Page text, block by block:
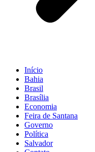
Início
Bahia
Brasil
Brasília
Economia
Feira de Santana
Governo
Política
Salvador